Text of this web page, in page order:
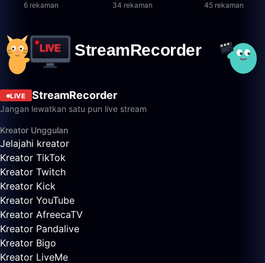
6 rekaman 34 rekaman 45 rekaman
LIVE StreamRecorder
Jangan lewatkan satu pun live stream
Kreator Unggulan
Jelajahi kreator
Kreator TikTok
Kreator Twitch
Kreator Kick
Kreator YouTube
Kreator AfreecaTV
Kreator Pandalive
Kreator Bigo
Kreator LiveMe